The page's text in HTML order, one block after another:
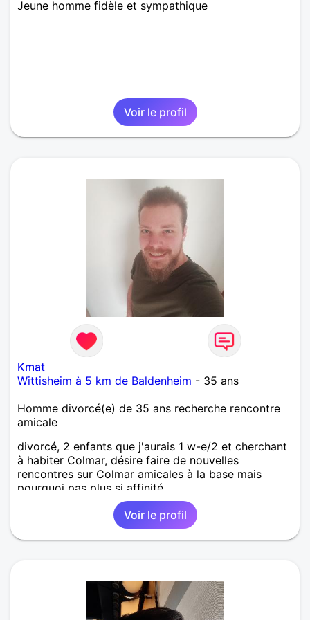
Jeune homme fidèle et sympathique
Voir le profil
Kmat
Wittisheim à 5 km de Baldenheim - 35 ans
Homme divorcé(e) de 35 ans recherche rencontre
amicale
divorcé, 2 enfants que j'aurais 1 w-e/2 et cherchant
à habiter Colmar, désire faire de nouvelles
rencontres sur Colmar amicales à la base mais
pourquoi pas plus si affinité.
Voir le profil